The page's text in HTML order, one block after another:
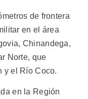
de frontera
en el área
Chinandega,
Norte, que
y el Río Coco.
en la Región